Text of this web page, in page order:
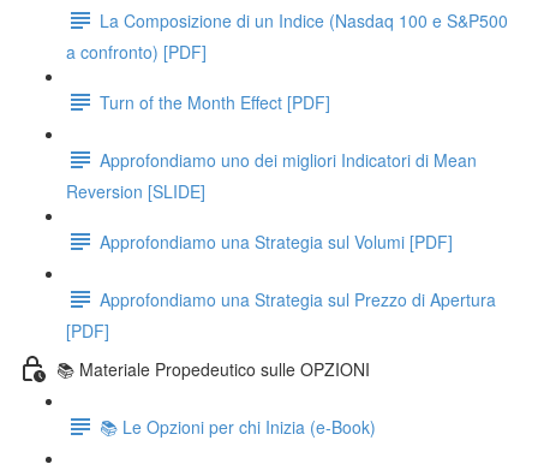
La Composizione di un Indice (Nasdaq 100 e S&P500
a confronto) [PDF]
Turn of the Month Effect [PDF]
Approfondiamo uno dei migliori Indicatori di Mean
Reversion [SLIDE]
Approfondiamo una Strategia sul Volumi [PDF]
Approfondiamo una Strategia sul Prezzo di Apertura
[PDF]
📚 Materiale Propedeutico sulle OPZIONI
📚 Le Opzioni per chi Inizia (e-Book)